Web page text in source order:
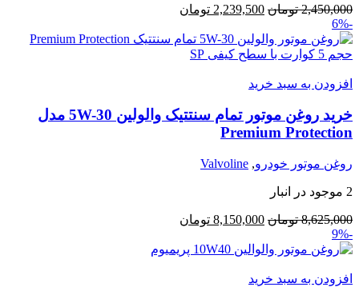
2,450,000 تومان قیمت
2,450,000 تومان
بود.
2,239,500 تومان
2,239,500 تومان.
-6%
افزودن به سبد خرید
خرید روغن موتور تمام سنتتیک والولین 5W-30 مدل
Premium Protection
روغن موتور خودرو,
Valvoline
2 موجود در انبار
8,625,000 تومان قیمت
8,625,000 تومان
8,150,000 تومان
8,150,000 تومان.
-9%
افزودن به سبد خرید